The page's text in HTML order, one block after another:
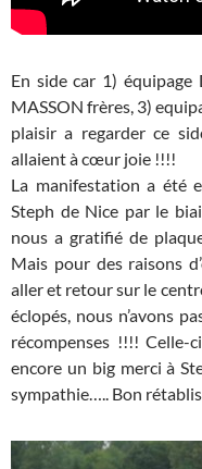
En side car 1)
MASSON frères, 3)
plaisir a regarder ce
allaient à cœur joie !!!!
La manifestation a été
Steph de Nice par le
nous a gratifié de
Mais pour des raisons
aller et retour sur le
éclopés, nous n’avons
récompenses !!!! Celle-
encore un big merci à
sympathie….. Bon